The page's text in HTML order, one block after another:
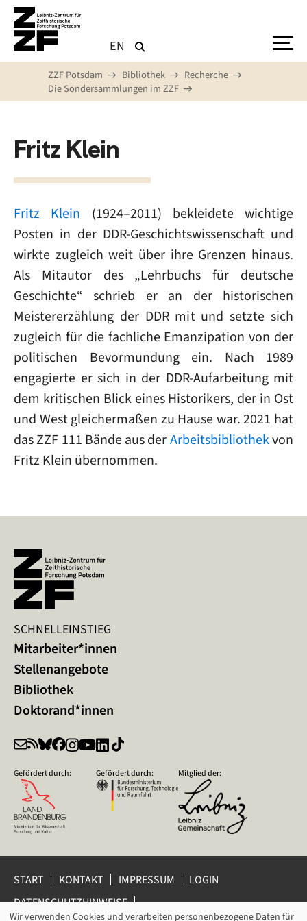
Direkt zum Inhalt
EN
ZZF Potsdam Bibliothek
Recherche
Die Sondersammlungen im ZZF
Fritz Klein
Fritz Klein (1924–2011) bekleidete wichtige
Posten in der DDR-Geschichtswissenschaft und
wirkte zugleich weit über ihre Grenzen hinaus.
Als Mitautor des „Lehrbuchs für deutsche
Geschichte“ schrieb er an der historischen
Meistererzählung der DDR mit und setzte sich
zugleich für die fachliche Emanzipation von der
politischen Bevormundung ein. Nach 1989
engagierte er sich in der DDR-Aufarbeitung mit
dem kritischen Blick eines Historikers, der in Ost
und West gleichermaßen zu Hause war. 2021 hat
das ZZF 111 Bände aus derArbeitsbibliothekvon
Fritz Klein übernommen.
SCHNELLEINSTIEG
Mitarbeiter*innen
Stellenangebote
Bibliothek
Doktorand*innen
Gefördert durch: Gefördert durch: Mitglied der:
START KONTAKT IMPRESSUM
LOGIN
DATENSCHUTZHINWEISE
DATENSCHUTZ-EINSTELLUNGEN
Wir verwenden Cookies und verarbeiten personenbezogene Daten für